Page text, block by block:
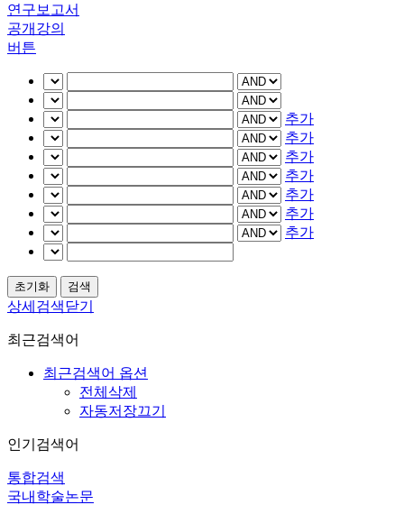
연구보고서
공개강의
버튼
추가
추가
추가
추가
추가
추가
추가
상세검색닫기
최근검색어
최근검색어 옵션
전체삭제
자동저장끄기
인기검색어
통합검색
국내학술논문